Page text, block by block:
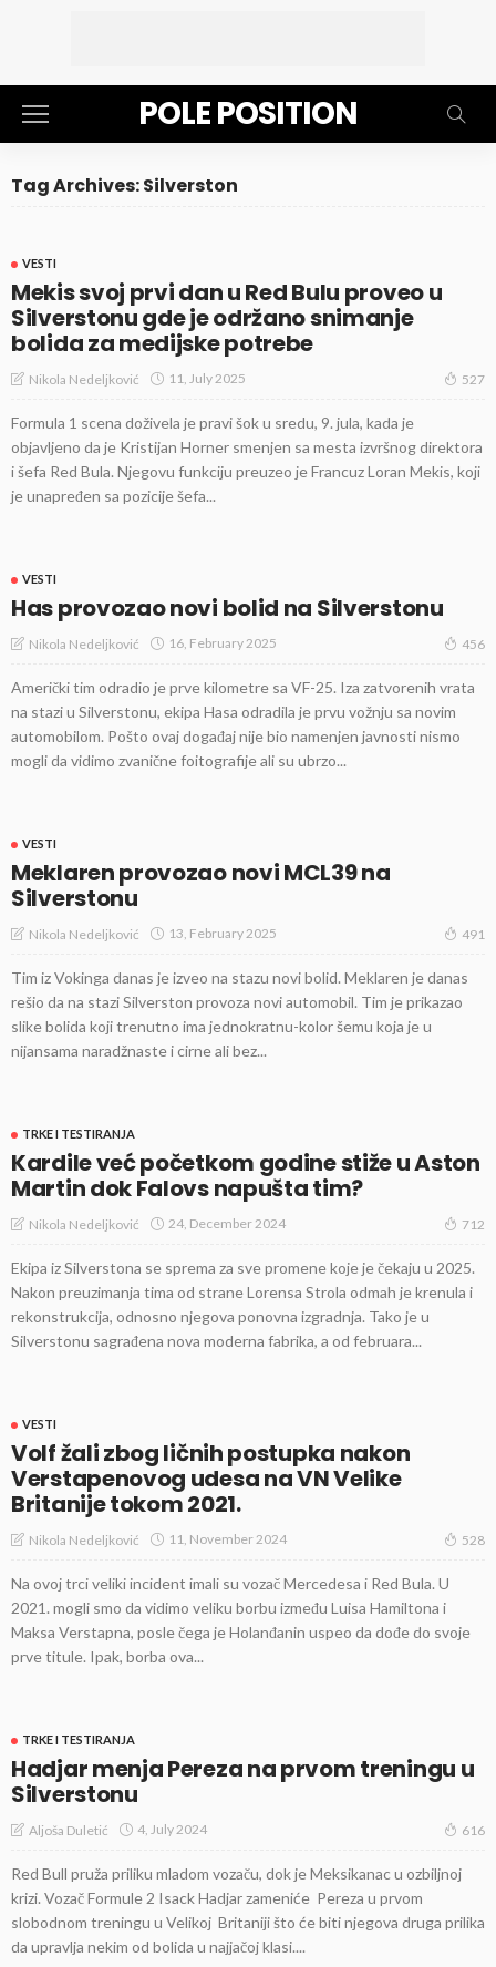
POLE POSITION
Tag Archives: Silverston
VESTI
Mekis svoj prvi dan u Red Bulu proveo u
Silverstonu gde je održano snimanje
bolida za medijske potrebe
Nikola Nedeljković 11, July 2025 527
Formula 1 scena doživela je pravi šok u sredu, 9. jula, kada je
objavljeno da je Kristijan Horner smenjen sa mesta izvršnog direktora
i šefa Red Bula. Njegovu funkciju preuzeo je Francuz Loran Mekis, koji
je unapređen sa pozicije šefa...
VESTI
Has provozao novi bolid na Silverstonu
Nikola Nedeljković 16, February 2025 456
Američki tim odradio je prve kilometre sa VF-25. Iza zatvorenih vrata
na stazi u Silverstonu, ekipa Hasa odradila je prvu vožnju sa novim
automobilom. Pošto ovaj događaj nije bio namenjen javnosti nismo
mogli da vidimo zvanične foitografije ali su ubrzo...
VESTI
Meklaren provozao novi MCL39 na
Silverstonu
Nikola Nedeljković 13, February 2025 491
Tim iz Vokinga danas je izveo na stazu novi bolid. Meklaren je danas
rešio da na stazi Silverston provoza novi automobil. Tim je prikazao
slike bolida koji trenutno ima jednokratnu-kolor šemu koja je u
nijansama naradžnaste i cirne ali bez...
TRKE I TESTIRANJA
Kardile već početkom godine stiže u Aston
Martin dok Falovs napušta tim?
Nikola Nedeljković 24, December 2024 712
Ekipa iz Silverstona se sprema za sve promene koje je čekaju u 2025.
Nakon preuzimanja tima od strane Lorensa Strola odmah je krenula i
rekonstrukcija, odnosno njegova ponovna izgradnja. Tako je u
Silverstonu sagrađena nova moderna fabrika, a od februara...
VESTI
Volf žali zbog ličnih postupka nakon
Verstapenovog udesa na VN Velike
Britanije tokom 2021.
Nikola Nedeljković 11, November 2024 528
Na ovoj trci veliki incident imali su vozač Mercedesa i Red Bula. U
2021. mogli smo da vidimo veliku borbu između Luisa Hamiltona i
Maksa Verstapna, posle čega je Holanđanin uspeo da dođe do svoje
prve titule. Ipak, borba ova...
TRKE I TESTIRANJA
Hadjar menja Pereza na prvom treningu u
Silverstonu
Aljoša Duletić 4, July 2024 616
Red Bull pruža priliku mladom vozaču, dok je Meksikanac u ozbiljnoj
krizi. Vozač Formule 2 Isack Hadjar zameniće Pereza u prvom
slobodnom treningu u Velikoj Britaniji što će biti njegova druga prilika
da upravlja nekim od bolida u najjačoj klasi....